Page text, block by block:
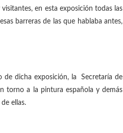
en esta exposición todas las
barreras de las que hablaba antes,
de dicha exposición, la Secretaría de
torno a la pintura española y demás
ellas.